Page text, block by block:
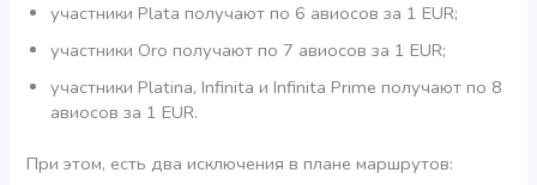
участники Plata получают по 6 авиосов за 1 EUR;
участники Oro получают по 7 авиосов за 1 EUR;
участники Platina, Infinita и Infinita Prime получают по 8
авиосов за 1 EUR.
При этом, есть два исключения в плане маршрутов: